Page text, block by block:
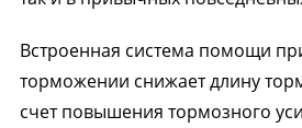
Встроенная система помощи
торможении снижает длину
счет повышения тормозного